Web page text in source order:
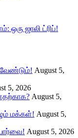
ஒரு ஜாலி ட்ரிப்!
August 5,
5, 2026
August 5,
மக்கள்! August 5,
August 5, 2026